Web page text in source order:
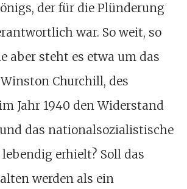
der für die Plünderung
war. So weit, so
aber steht es etwa um das
Churchill, des
Jahr 1940 den Widerstand
das nationalsozialistische
erhielt? Soll das
werden als ein